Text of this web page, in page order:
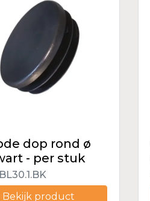
dop rond ø
- per stuk
BL30.1.BK
Bekijk product